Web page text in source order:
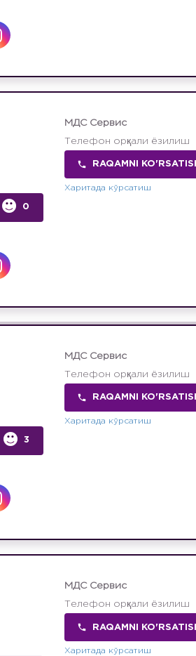
0
МДС Сервис
Телефон орқали ёзилиш
RAQAMNI
Харитада кўрсатиш
3
МДС Сервис
Телефон орқали ёзилиш
RAQAMNI
Харитада кўрсатиш
МДС Сервис
Телефон орқали ёзилиш
RAQAMNI
Харитада кўрсатиш